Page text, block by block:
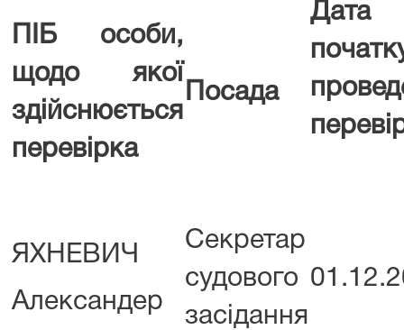
ПІБ особи,
щодо якої
здійснюється
перевірка
Посада
Дата
ЯХНЕВИЧ
Александер
Секретар
судового
засідання